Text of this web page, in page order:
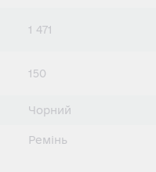
1 471
150
Чорний
Ремінь